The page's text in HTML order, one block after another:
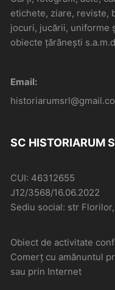
etichete, ziare, reviste,
jocuri, jucării, uniforme
obiecte țărănești s.a.m.d
Email:
SC HISTORIARUM
CUI: 46312655
J12/3568/16.06.2022
Sediu social: str
Obiect de activitate
Comerţ cu amănuntul
sau prin Internet